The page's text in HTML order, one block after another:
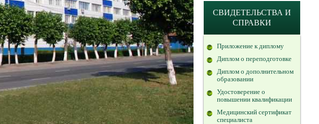
СВИДЕТЕЛЬСТВА И
СПРАВКИ
Приложение к диплому
Диплом о переподготовке
Диплом о дополнительном
образовании
Удостоверение о
повышении квалификации
Медицинский сертификат
специалиста